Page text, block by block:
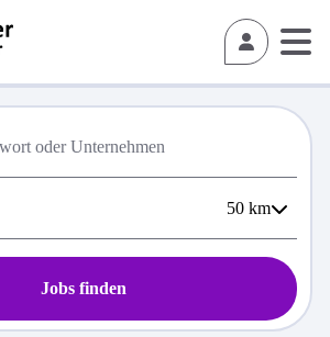
50 km
Jobs finden